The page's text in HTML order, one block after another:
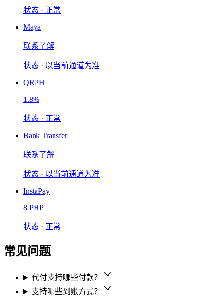
状态 · 正常
Maya
联系了解
状态 · 以当前通道为准
QRPH
1.8%
状态 · 正常
Bank Transfer
联系了解
状态 · 以当前通道为准
InstaPay
8 PHP
状态 · 正常
常见问题
代付支持哪些付款？
支持哪些到账方式？